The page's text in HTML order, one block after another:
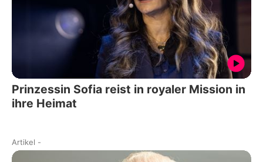
Prinzessin Sofia reist in royaler Mission in
ihre Heimat
Artikel -